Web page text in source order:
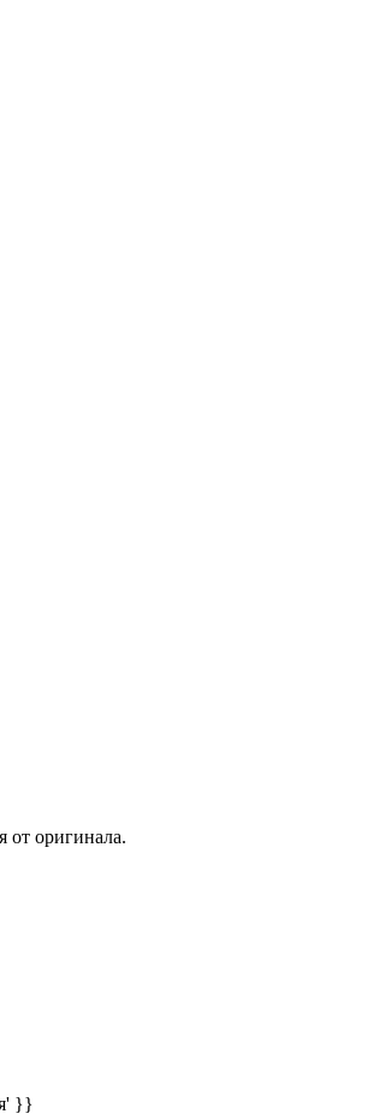
от оригинала.
}}